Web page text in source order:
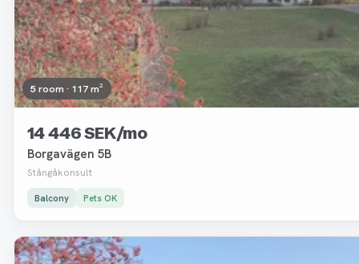
5 room · 117 m²
14 446 SEK/mo
Borgavägen 5B
Stångåkonsult
Balcony Pets OK
Removed